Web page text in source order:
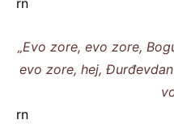
„Evo zore, evo zore,
evo zore, hej,
rn